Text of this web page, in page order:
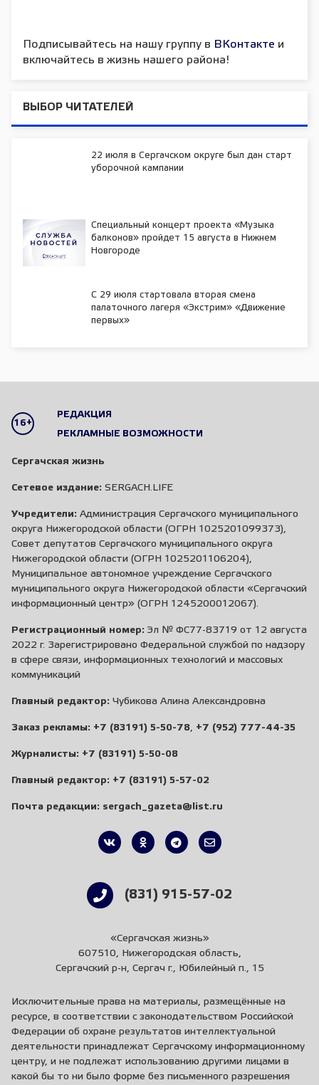
Подписывайтесь на нашу группу в ВКонтакте и
включайтесь в жизнь нашего района!
ВЫБОР ЧИТАТЕЛЕЙ
22 июля в Сергачском округе был дан старт
уборочной кампании
Специальный концерт проекта «Музыка
балконов» пройдет 15 августа в Нижнем
Новгороде
С 29 июля стартовала вторая смена
палаточного лагеря «Экстрим» «Движение
первых»
16+
РЕДАКЦИЯ
РЕКЛАМНЫЕ ВОЗМОЖНОСТИ
Сергачская жизнь
Сетевое издание: SERGACH.LIFE
Учредители: Администрация Сергачского муниципального
округа Нижегородской области (ОГРН 1025201099373),
Совет депутатов Сергачского муниципального округа
Нижегородской области (ОГРН 1025201106204),
Муниципальное автономное учреждение Сергачского
муниципального округа Нижегородской области «Сергачский
информационный центр» (ОГРН 1245200012067).
Регистрационный номер: Эл № ФС77-83719 от 12 августа
2022 г. Зарегистрировано Федеральной службой по надзору
в сфере связи, информационных технологий и массовых
коммуникаций
Главный редактор: Чубикова Алина Александровна
Заказ рекламы: +7 (83191) 5-50-78, +7 (952) 777-44-35
Журналисты: +7 (83191) 5-50-08
Главный редактор: +7 (83191) 5-57-02
Почта редакции: sergach_gazeta@list.ru
(831) 915-57-02
«Сергачская жизнь»
607510, Нижегородская область,
Сергачский р-н, Сергач г., Юбилейный п., 15
Исключительные права на материалы, размещённые на
ресурсе, в соответствии с законодательством Российской
Федерации об охране результатов интеллектуальной
деятельности принадлежат Сергачскому информационному
центру, и не подлежат использованию другими лицами в
какой бы то ни было форме без письменного разрешения